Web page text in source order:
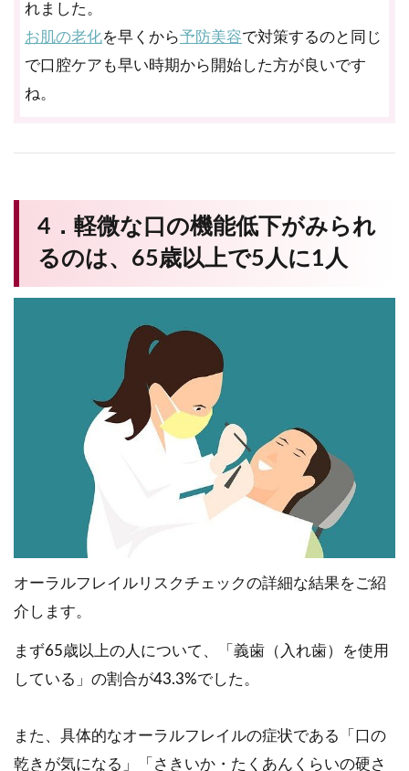
れました。
お肌の老化を早くから予防美容で対策するのと同じ
で口腔ケアも早い時期から開始した方が良いです
ね。
4．軽微な口の機能低下がみられ
るのは、65歳以上で5人に1人
オーラルフレイルリスクチェックの詳細な結果をご紹
介します。
まず65歳以上の人について、「義歯（入れ歯）を使用
している」の割合が43.3%でした。
また、具体的なオーラルフレイルの症状である「口の
乾きが気になる」「さきいか・たくあんくらいの硬さ